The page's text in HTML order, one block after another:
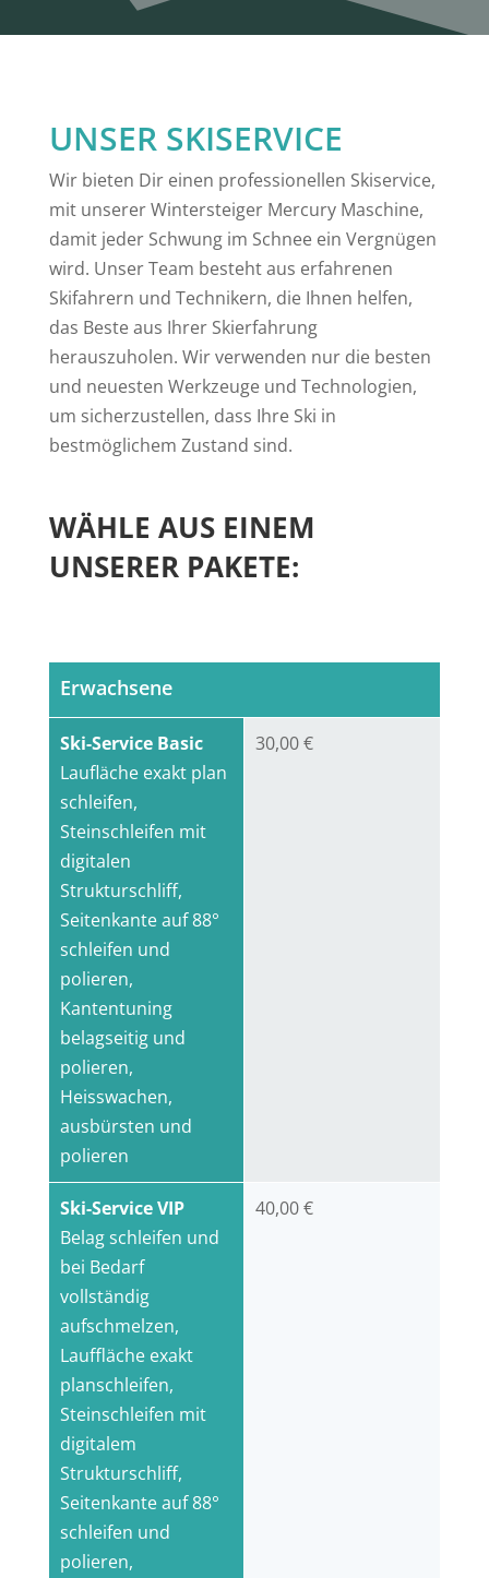
UNSER SKISERVICE
Wir bieten Dir einen professionellen Skiservice,
mit unserer Wintersteiger Mercury Maschine,
damit jeder Schwung im Schnee ein Vergnügen
wird. Unser Team besteht aus erfahrenen
Skifahrern und Technikern, die Ihnen helfen,
das Beste aus Ihrer Skierfahrung
herauszuholen. Wir verwenden nur die besten
und neuesten Werkzeuge und Technologien,
um sicherzustellen, dass Ihre Ski in
bestmöglichem Zustand sind.
WÄHLE AUS EINEM
UNSERER PAKETE:
Ski-Service Basic
Laufläche exakt plan
schleifen,
Steinschleifen mit
digitalen
Strukturschliff,
Seitenkante auf 88°
schleifen und
polieren,
Kantentuning
belagseitig und
polieren,
Heisswachen,
ausbürsten und
polieren
Ski-Service VIP
Belag schleifen und
bei Bedarf
vollständig
aufschmelzen,
Lauffläche exakt
planschleifen,
Steinschleifen mit
digitalem
Strukturschliff,
Seitenkante auf 88°
schleifen und
polieren,
Erwachsene
30,00 €
40,00 €